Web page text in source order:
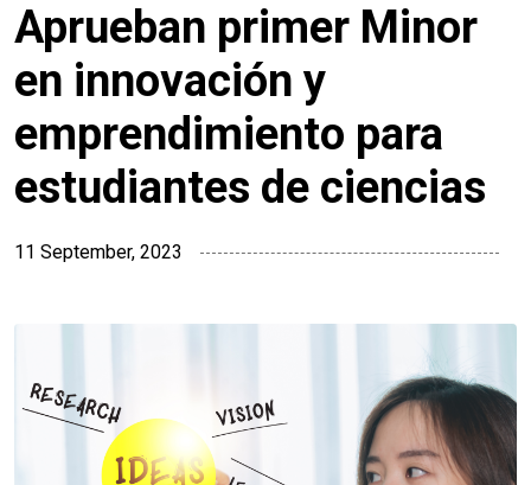
Aprueban primer Minor
en innovación y
emprendimiento para
estudiantes de ciencias
11 September, 2023